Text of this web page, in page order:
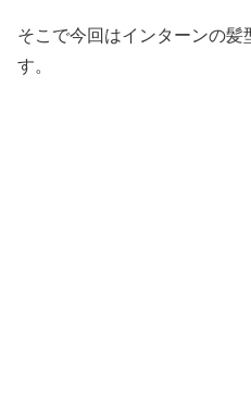
そこで今回はインターンの髪
す。